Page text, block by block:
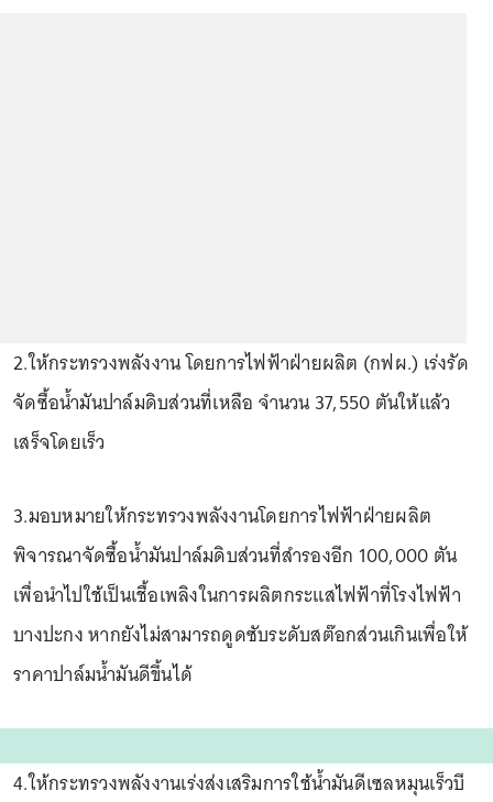
2.ให้กระทรวงพลังงาน โดยการไฟฟ้าฝ่ายผลิต (กฟผ.) เร่งรัด
จัดซื้อน้ำมันปาล์มดิบส่วนที่เหลือ จำนวน 37,550 ตันให้แล้ว
เสร็จโดยเร็ว
3.มอบหมายให้กระทรวงพลังงานโดยการไฟฟ้าฝ่ายผลิต
พิจารณาจัดซื้อน้ำมันปาล์มดิบส่วนที่สำรองอีก 100,000 ตัน
เพื่อนำไปใช้เป็นเชื้อเพลิงในการผลิตกระแสไฟฟ้าที่โรงไฟฟ้า
บางปะกง หากยังไม่สามารถดูดซับระดับสต๊อกส่วนเกินเพื่อให้
ราคาปาล์มน้ำมันดีขึ้นได้
4.ให้กระทรวงพลังงานเร่งส่งเสริมการใช้น้ำมันดีเซลหมุนเร็วบี